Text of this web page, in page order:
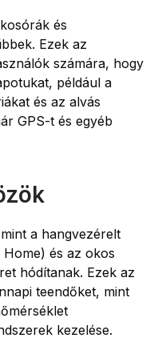
és
Ezek az
számára, hogy
például a
és az alvás
GPS-t és egyéb
a hangvezérelt
és az okos
hódítanak. Ezek az
teendőket, mint
kezelése.